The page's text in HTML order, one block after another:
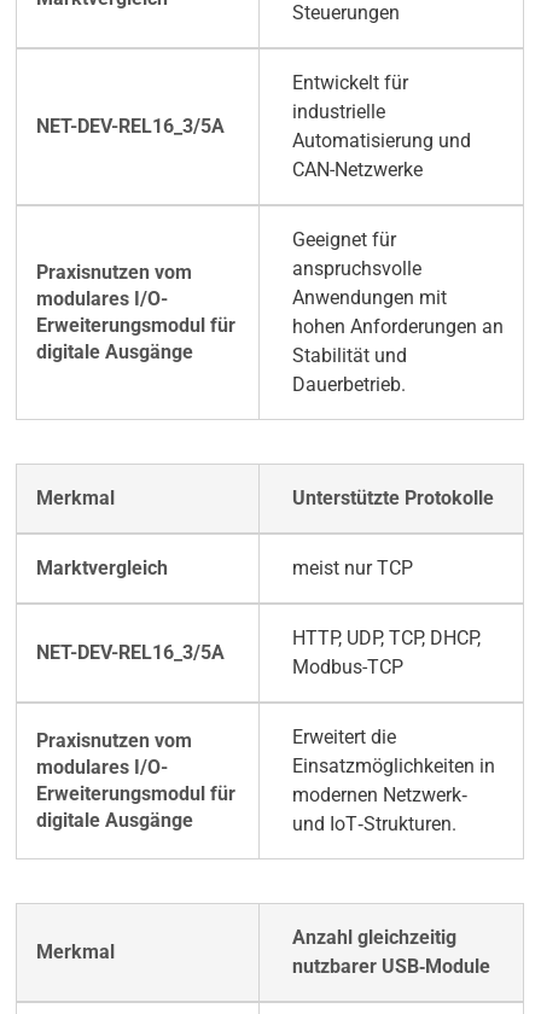
Steuerungen
Entwickelt für
industrielle
Automatisierung und
CAN-Netzwerke
Geeignet für
anspruchsvolle
Anwendungen mit
hohen Anforderungen an
Stabilität und
Dauerbetrieb.
Unterstützte Protokolle
meist nur TCP
HTTP, UDP, TCP, DHCP,
Modbus-TCP
Erweitert die
Einsatzmöglichkeiten in
modernen Netzwerk‑
und IoT‑Strukturen.
Anzahl gleichzeitig
nutzbarer USB‑Module